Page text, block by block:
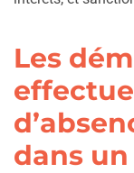
Les
dans un